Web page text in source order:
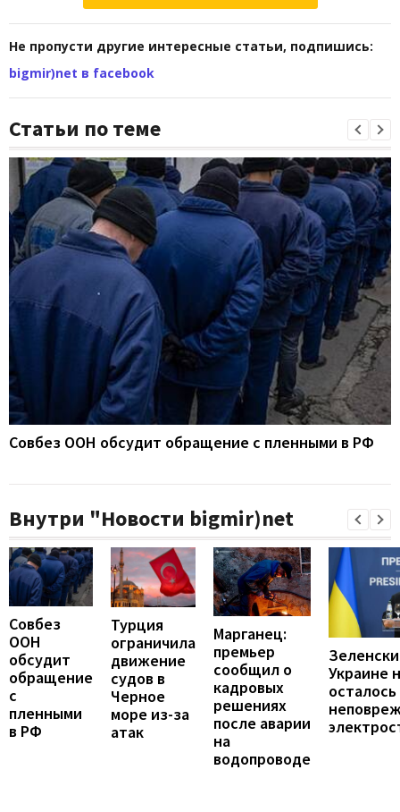
Не пропусти другие интересные статьи, подпишись:
bigmir)net в facebook
Статьи по теме
Совбез ООН обсудит обращение с пленными в РФ
Внутри "Новости bigmir)net
Совбез
ООН
обсудит
обращение
с
пленными
в РФ
Турция
ограничила
движение
судов в
Черное
море из-за
атак
Марганец:
премьер
сообщил о
кадровых
решениях
после аварии
на
водопроводе
Украине
осталось